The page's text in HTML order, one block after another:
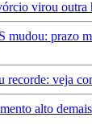
virou outra
mudou: prazo
recorde: veja
alto